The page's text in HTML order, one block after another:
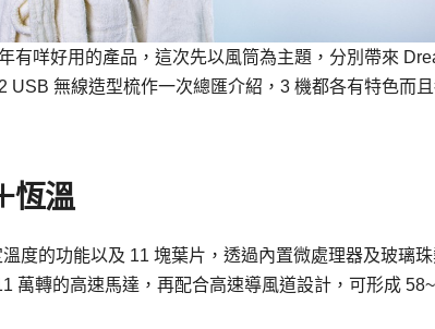
有咩好用的產品，這次先以風筒為主題，分別帶來
USB 無線造型梳作一次總匯介紹，3 機都各有特色而
恆溫
度的功能以及 11 塊葉片，透過內置微處理器及玻璃
萬轉的高速馬達，再配合高速導風道設計，可形成